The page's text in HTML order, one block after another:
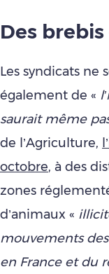
Des
Les syndicats ne
également de «
saurait même
de l’Agriculture,
octobre, à des
zones
d’animaux «
mouvements
en France et du